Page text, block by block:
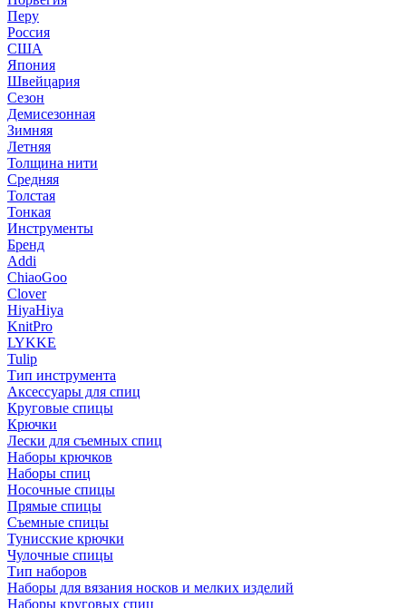
Перу
Россия
США
Япония
Швейцария
Сезон
Демисезонная
Зимняя
Летняя
Толщина нити
Средняя
Толстая
Тонкая
Инструменты
Бренд
Addi
ChiaoGoo
Clover
HiyaHiya
KnitPro
LYKKE
Tulip
Тип инструмента
Аксессуары для спиц
Круговые спицы
Крючки
Лески для съемных спиц
Наборы крючков
Наборы спиц
Носочные спицы
Прямые спицы
Съемные спицы
Тунисские крючки
Чулочные спицы
Тип наборов
Наборы для вязания носков и мелких изделий
Наборы круговых спиц